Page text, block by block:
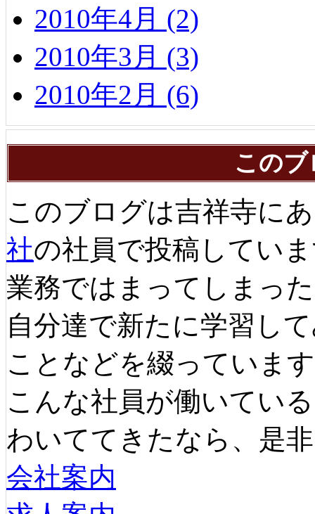
2010年4月 (2)
2010年3月 (3)
2010年2月 (6)
この
このブログは吉祥寺に
社の社員で投稿してい
業務ではまってしまっ
自分達で新たに学習し
ことなどを綴っていま
こんな社員が働いてい
わいててきたなら、是
会社案内